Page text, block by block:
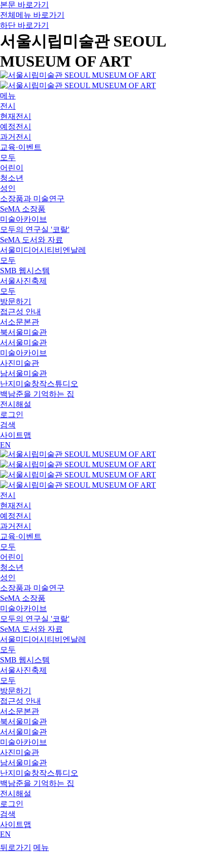
본문 바로가기
전체메뉴 바로가기
하단 바로가기
서울시립미술관 SEOUL
MUSEUM OF ART
메뉴
전시
현재전시
예정전시
과거전시
교육·이벤트
모두
어린이
청소년
성인
소장품과 미술연구
SeMA 소장품
미술아카이브
모두의 연구실 '코랄'
SeMA 도서와 자료
서울미디어시티비엔날레
모두
SMB 웹시스템
서울사진축제
모두
방문하기
접근성 안내
서소문본관
북서울미술관
서서울미술관
미술아카이브
사진미술관
남서울미술관
난지미술창작스튜디오
백남준을 기억하는 집
전시해설
로그인
검색
사이트맵
EN
전시
현재전시
예정전시
과거전시
교육·이벤트
모두
어린이
청소년
성인
소장품과 미술연구
SeMA 소장품
미술아카이브
모두의 연구실 '코랄'
SeMA 도서와 자료
서울미디어시티비엔날레
모두
SMB 웹시스템
서울사진축제
모두
방문하기
접근성 안내
서소문본관
북서울미술관
서서울미술관
미술아카이브
사진미술관
남서울미술관
난지미술창작스튜디오
백남준을 기억하는 집
전시해설
로그인
검색
사이트맵
EN
뒤로가기
메뉴